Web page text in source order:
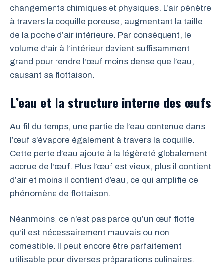
changements chimiques et physiques. L’air pénètre
à travers la coquille poreuse, augmentant la taille
de la poche d’air intérieure. Par conséquent, le
volume d’air à l’intérieur devient suffisamment
grand pour rendre l’œuf moins dense que l’eau,
causant sa flottaison.
L’eau et la structure interne des œufs
Au fil du temps, une partie de l’eau contenue dans
l’œuf s’évapore également à travers la coquille.
Cette perte d’eau ajoute à la légèreté globalement
accrue de l’œuf. Plus l’œuf est vieux, plus il contient
d’air et moins il contient d’eau, ce qui amplifie ce
phénomène de flottaison.
Néanmoins, ce n’est pas parce qu’un œuf flotte
qu’il est nécessairement mauvais ou non
comestible. Il peut encore être parfaitement
utilisable pour diverses préparations culinaires.